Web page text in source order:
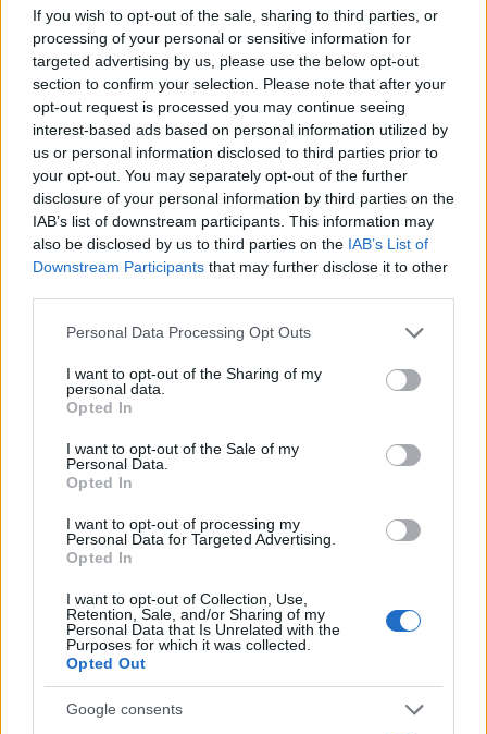
If you wish to opt-out of the sale, sharing to third parties, or
processing of your personal or sensitive information for
targeted advertising by us, please use the below opt-out
section to confirm your selection. Please note that after your
opt-out request is processed you may continue seeing
interest-based ads based on personal information utilized by
us or personal information disclosed to third parties prior to
your opt-out. You may separately opt-out of the further
disclosure of your personal information by third parties on the
IAB’s list of downstream participants. This information may
also be disclosed by us to third parties on the IAB’s List of
Downstream Participants that may further disclose it to other
Please note that this website/app uses one or more Google
not limited to your visit or usage behaviour. You may click to
grant or deny consent to Google and its third-party tags to
use your data for below specified purposes in below Google
consent section.
Personal Data Processing Opt Outs
I want to opt-out of the Sharing of my
personal data.
Opted In
I want to opt-out of the Sale of my
Personal Data.
Opted In
I want to opt-out of processing my
Personal Data for Targeted Advertising.
Opted In
I want to opt-out of Collection, Use,
Retention, Sale, and/or Sharing of my
Personal Data that Is Unrelated with the
Purposes for which it was collected.
Opted Out
Google consents
individuare alternative adatte e modalità di
preparazione che possano ridurre il potenziale
irritante.
Un’insalata di lenticchie rosse rappresenta
un’opzione nutriente e gustosa, in grado di
contribuire non solo al benessere fisico, ma anche
alla performance lavorativa. Investire in un pranzo
equilibrato è un passo fondamentale verso uno stile
di vita più sano e produttivo.
AUTORE
Francesca Spadaro
Francesca Spadaro ha ricostruito una catena
di investimenti veronese partendo dai bilanci
depositati alla Camera di Commercio; è
PMI e mercati. Laureata in economia,
collabora con camerali locali e cura